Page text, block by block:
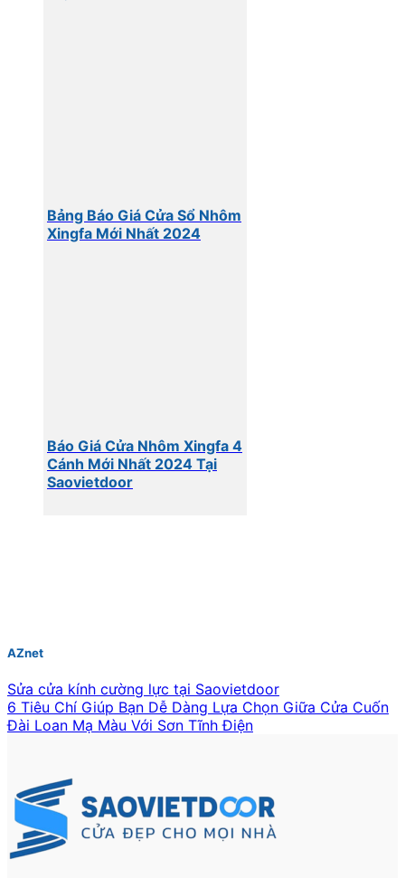
Bảng Báo Giá Cửa Sổ Nhôm
Xingfa Mới Nhất 2024
Báo Giá Cửa Nhôm Xingfa 4
Cánh Mới Nhất 2024 Tại
Saovietdoor
AZnet
Sửa cửa kính cường lực tại Saovietdoor
6 Tiêu Chí Giúp Bạn Dễ Dàng Lựa Chọn Giữa Cửa Cuốn
Đài Loan Mạ Màu Với Sơn Tĩnh Điện